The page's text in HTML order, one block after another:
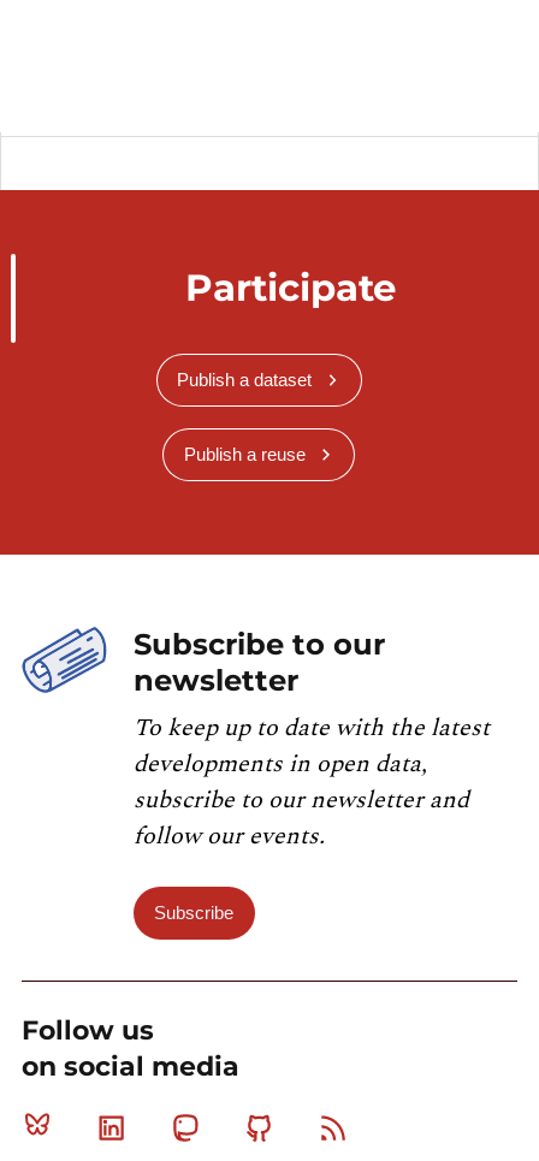
le sexe
le ménage, l’état matrimonial, l'âge et le
d'éducation, la position dans la famille,
Statut professionnel selon le niveau
d'éducation, la position dans le ménage,
l'âge et le sexe
Participate
Publish a dataset
Publish a reuse
Subscribe to our
newsletter
To keep up to date with the latest
developments in open data,
subscribe to our newsletter and
follow our events.
Subscribe
Follow us
on social media
Bluesky Linkedin MastodonGithub